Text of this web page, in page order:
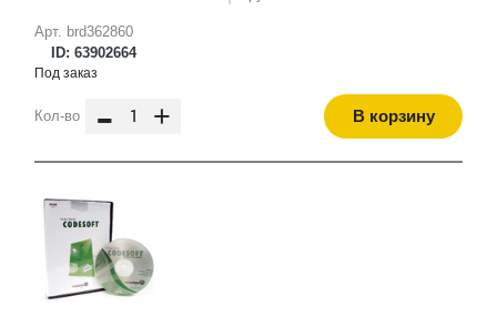
Арт. brd362860
ID: 63902664
Под заказ
Кол-во - + В корзину